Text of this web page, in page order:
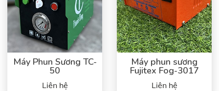
Máy Phun Sương TC-
50
Liên hệ
Máy phun sương
Fujitex Fog-3017
Liên hệ